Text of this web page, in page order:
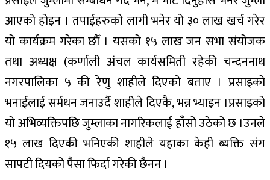
आएको होइन । तपाईहरुको लागी भनेर यो ३० लाख खर्च गरेर
यो कार्यक्रम गरेका छौँ । यसको १५ लाख जन सभा संयोजक
तथा अध्यक्ष (कर्णाली अंचल कार्यसमिती रहेकी चन्दननाथ
नगरपालिका ५ की रेणु शाहीले दिएको बताए । प्रसाइको
भनाईलाई सर्मथन जनाउर्दै शाहीले दिएकै, भन्न भ्याइन ।प्रसाइको
यो अभिव्यक्तिपछि जुम्लाका नागरिकलाई हाँसो उठेको छ ।उनले
१५ लाख दिएकी भनिएकी शाहीले यहाका केही ब्यक्ति संग
सापटी दियको पैसा फिर्दा गरेकी छैनन ।